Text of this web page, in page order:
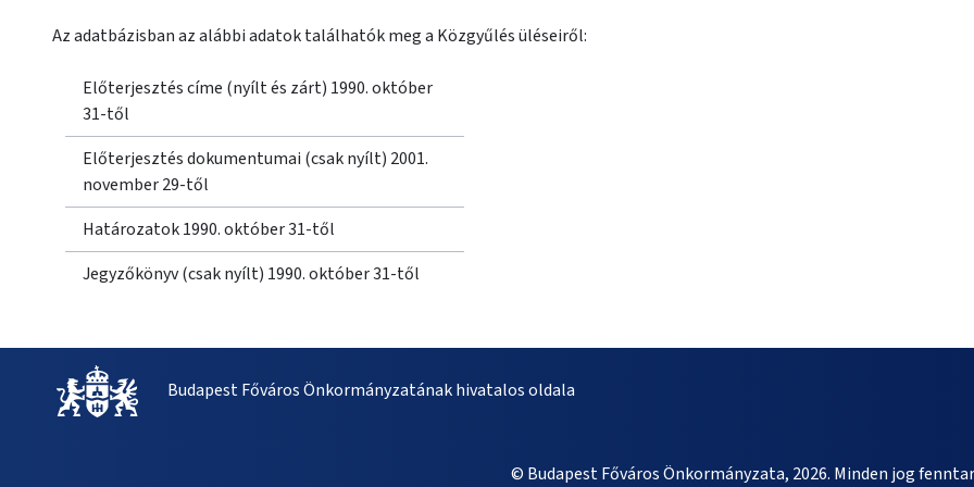
Az adatbázisban az alábbi adatok találhatók meg a Közgyűlés üléseiről:
Előterjesztés címe (nyílt és zárt) 1990. október
31-től
Előterjesztés dokumentumai (csak nyílt) 2001.
november 29-től
Határozatok 1990. október 31-től
Jegyzőkönyv (csak nyílt) 1990. október 31-től
Budapest Főváros Önkormányzatának hivatalos oldala
© Budapest Főváros Önkormányzata, 2026. Minden jog